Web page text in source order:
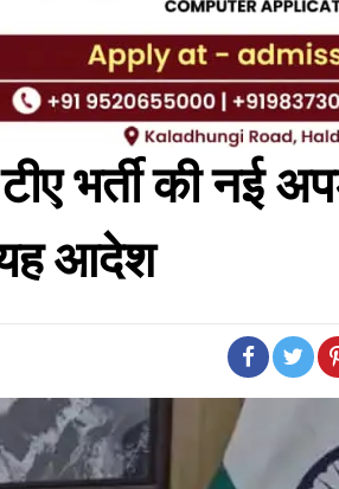
टीए भर्ती की नई
यह आदेश